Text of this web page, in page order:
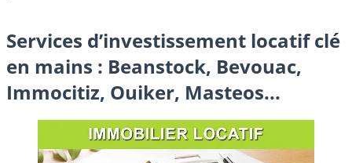
Services d’investissement locatif clé
en mains : Beanstock, Bevouac,
Immocitiz, Ouiker, Masteos...